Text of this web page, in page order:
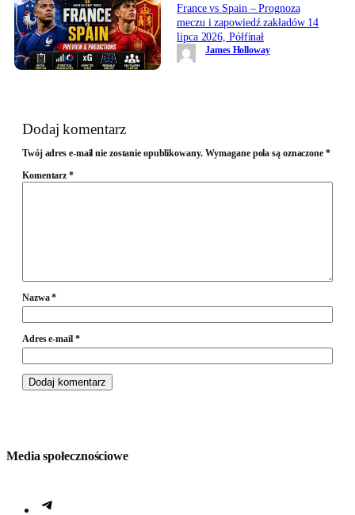
France vs Spain – Prognoza
meczu i zapowiedź zakładów 14
lipca 2026, Półfinał
James Holloway
Dodaj komentarz
Twój adres e-mail nie zostanie opublikowany. Wymagane pola są oznaczone *
Komentarz*
Nazwa*
Adres e-mail *
Media społecznościowe